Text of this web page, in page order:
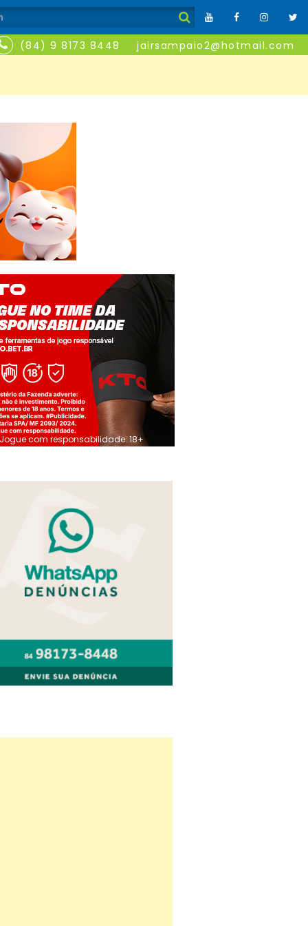
(84) 9 8173 8448 jairsampaio2@hotmail.com
Jogue com responsabilidade. 18+